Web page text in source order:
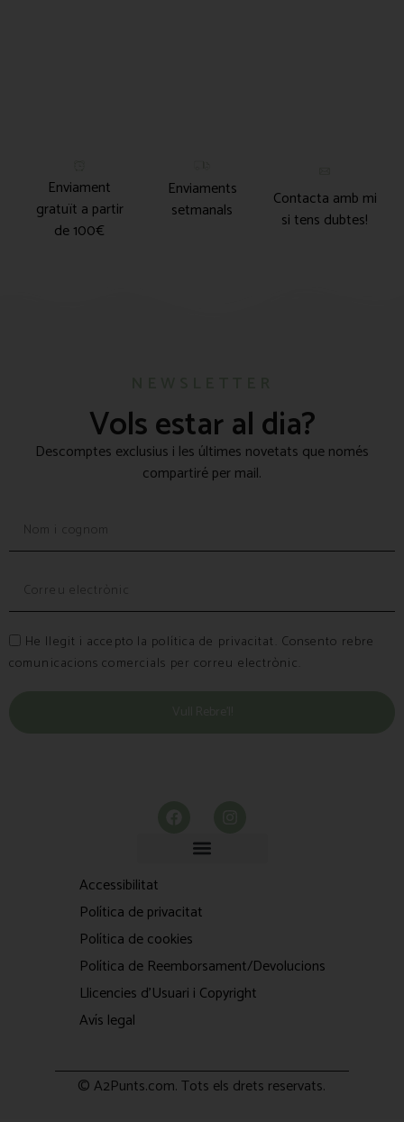
Enviament
gratuït a partir
de 100€
Enviaments
setmanals
Contacta amb mi
si tens dubtes!
Vols estar al dia?
Descomptes exclusius i les últimes novetats que només
compartiré per mail.
He llegit i accepto la política de privacitat. Consento rebre
comunicacions comercials per correu electrònic.
Accessibilitat
Política de privacitat
Política de cookies
Política de Reemborsament/Devolucions
Llicencies d'Usuari i Copyright
Avís legal
© A2Punts.com. Tots els drets reservats.